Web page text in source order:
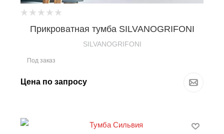
Прикроватная тумба SILVANOGRIFONI
SILVANOGRIFONI
Под заказ
Цена по запросу